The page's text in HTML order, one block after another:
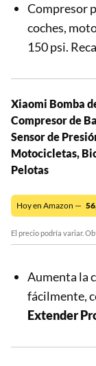
Compresor
coches,
150 psi.
Xiaomi Bomba
Compresor de
Sensor de
Motocicletas,
Pelotas
Hoy en Amazon —
El precio podría variar.
Aumenta la
fácilmente,
Extender